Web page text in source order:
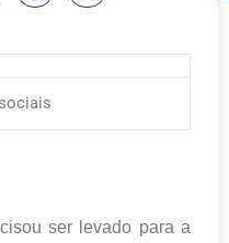
ser levado para a